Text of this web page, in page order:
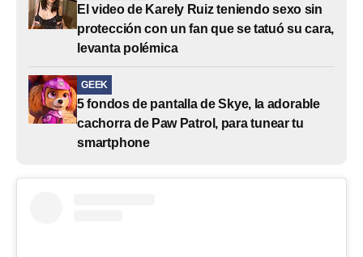
El video de Karely Ruiz teniendo sexo sin
protección con un fan que se tatuó su cara,
levanta polémica
GEEK
5 fondos de pantalla de Skye, la adorable
cachorra de Paw Patrol, para tunear tu
smartphone